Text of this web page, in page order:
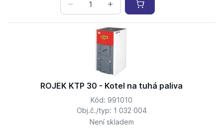
ROJEK KTP 30 - Kotel na tuhá paliva
Kód: 991010
Obj.č./typ: 1 032 004
Není skladem